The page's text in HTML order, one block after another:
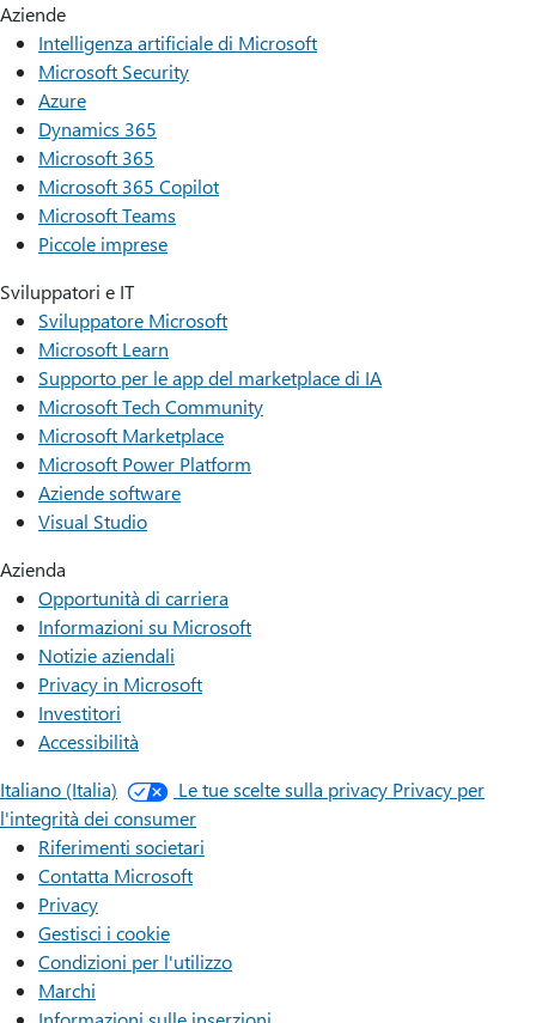
Aziende
Intelligenza artificiale di Microsoft
Microsoft Security
Azure
Dynamics 365
Microsoft 365
Microsoft 365 Copilot
Microsoft Teams
Piccole imprese
Sviluppatori e IT
Sviluppatore Microsoft
Microsoft Learn
Supporto per le app del marketplace di IA
Microsoft Tech Community
Microsoft Marketplace
Microsoft Power Platform
Aziende software
Visual Studio
Azienda
Opportunità di carriera
Informazioni su Microsoft
Notizie aziendali
Privacy in Microsoft
Investitori
Accessibilità
Italiano (Italia)
Le tue scelte sulla privacy Privacy per
l'integrità dei consumer
Riferimenti societari
Contatta Microsoft
Privacy
Gestisci i cookie
Condizioni per l'utilizzo
Marchi